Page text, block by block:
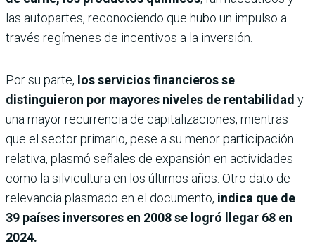
las autopartes, reconociendo que hubo un impulso a
través regímenes de incentivos a la inversión.
Por su parte, los servicios financieros se
distinguieron por mayores niveles de rentabilidad y
una mayor recurrencia de capitalizaciones, mientras
que el sector primario, pese a su menor participación
relativa, plasmó señales de expansión en actividades
como la silvicultura en los últimos años. Otro dato de
relevancia plasmado en el documento, indica que de
39 países inversores en 2008 se logró llegar 68 en
2024.